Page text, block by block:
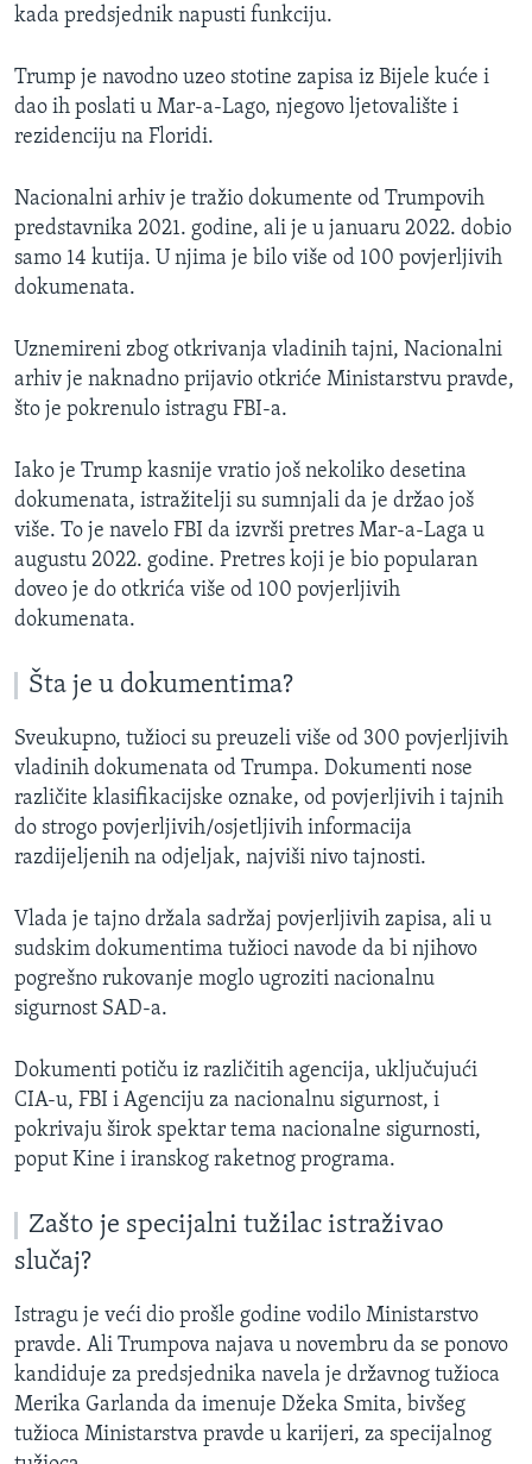
kada predsjednik napusti funkciju.
Trump je navodno uzeo stotine zapisa iz Bijele kuće i
dao ih poslati u Mar-a-Lago, njegovo ljetovalište i
rezidenciju na Floridi.
Nacionalni arhiv je tražio dokumente od Trumpovih
predstavnika 2021. godine, ali je u januaru 2022. dobio
samo 14 kutija. U njima je bilo više od 100 povjerljivih
dokumenata.
Uznemireni zbog otkrivanja vladinih tajni, Nacionalni
arhiv je naknadno prijavio otkriće Ministarstvu pravde,
što je pokrenulo istragu FBI-a.
Iako je Trump kasnije vratio još nekoliko desetina
dokumenata, istražitelji su sumnjali da je držao još
više. To je navelo FBI da izvrši pretres Mar-a-Laga u
augustu 2022. godine. Pretres koji je bio popularan
doveo je do otkrića više od 100 povjerljivih
dokumenata.
Šta je u dokumentima?
Sveukupno, tužioci su preuzeli više od 300 povjerljivih
vladinih dokumenata od Trumpa. Dokumenti nose
različite klasifikacijske oznake, od povjerljivih i tajnih
do strogo povjerljivih/osjetljivih informacija
razdijeljenih na odjeljak, najviši nivo tajnosti.
Vlada je tajno držala sadržaj povjerljivih zapisa, ali u
sudskim dokumentima tužioci navode da bi njihovo
pogrešno rukovanje moglo ugroziti nacionalnu
sigurnost SAD-a.
Dokumenti potiču iz različitih agencija, uključujući
CIA-u, FBI i Agenciju za nacionalnu sigurnost, i
pokrivaju širok spektar tema nacionalne sigurnosti,
poput Kine i iranskog raketnog programa.
Zašto je specijalni tužilac istraživao
slučaj?
Istragu je veći dio prošle godine vodilo Ministarstvo
pravde. Ali Trumpova najava u novembru da se ponovo
kandiduje za predsjednika navela je državnog tužioca
Merika Garlanda da imenuje Džeka Smita, bivšeg
tužioca Ministarstva pravde u karijeri, za specijalnog